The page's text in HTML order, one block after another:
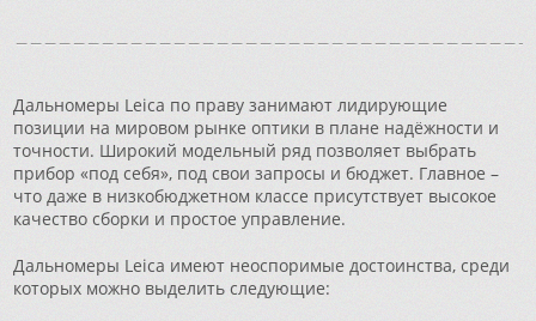
Дальномеры Leica по праву занимают лидирующие
позиции на мировом рынке оптики в плане надёжности и
точности. Широкий модельный ряд позволяет выбрать
прибор «под себя», под свои запросы и бюджет. Главное –
что даже в низкобюджетном классе присутствует высокое
качество сборки и простое управление.
Дальномеры Leica имеют неоспоримые достоинства, среди
которых можно выделить следующие: